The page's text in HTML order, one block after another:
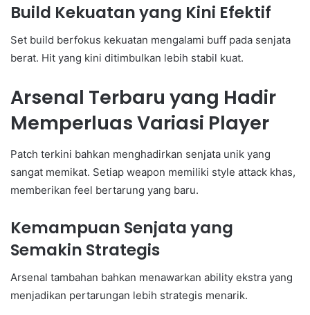
Build Kekuatan yang Kini Efektif
Set build berfokus kekuatan mengalami buff pada senjata
berat. Hit yang kini ditimbulkan lebih stabil kuat.
Arsenal Terbaru yang Hadir
Memperluas Variasi Player
Patch terkini bahkan menghadirkan senjata unik yang
sangat memikat. Setiap weapon memiliki style attack khas,
memberikan feel bertarung yang baru.
Kemampuan Senjata yang
Semakin Strategis
Arsenal tambahan bahkan menawarkan ability ekstra yang
menjadikan pertarungan lebih strategis menarik.